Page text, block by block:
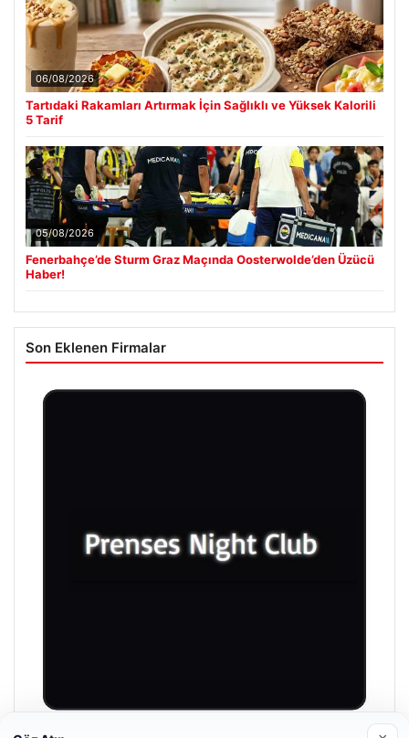
06/08/2026
Tartıdaki Rakamları Artırmak İçin Sağlıklı ve Yüksek Kalorili
5 Tarif
05/08/2026
Fenerbahçe’de Sturm Graz Maçında Oosterwolde’den Üzücü
Haber!
Son Eklenen Firmalar